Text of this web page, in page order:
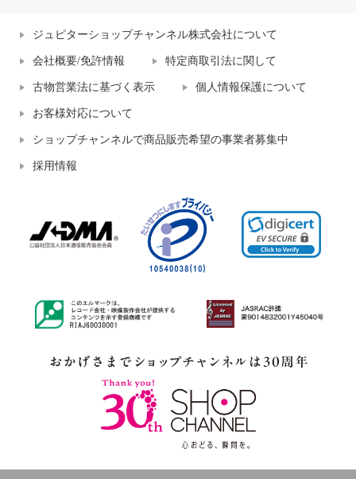
ジュピターショップチャンネル株式会社について
会社概要/免許情報 特定商取引法に関して
古物営業法に基づく表示 個人情報保護について
お客様対応について
ショップチャンネルで商品販売希望の事業者募集中
採用情報